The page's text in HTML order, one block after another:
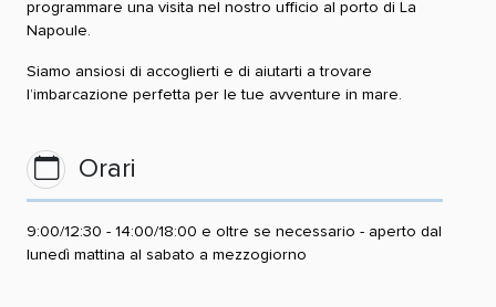
programmare una visita nel nostro ufficio al porto di La
Napoule.
Siamo ansiosi di accoglierti e di aiutarti a trovare
l’imbarcazione perfetta per le tue avventure in mare.
Orari
9:00/12:30 - 14:00/18:00 e oltre se necessario - aperto dal
lunedì mattina al sabato a mezzogiorno